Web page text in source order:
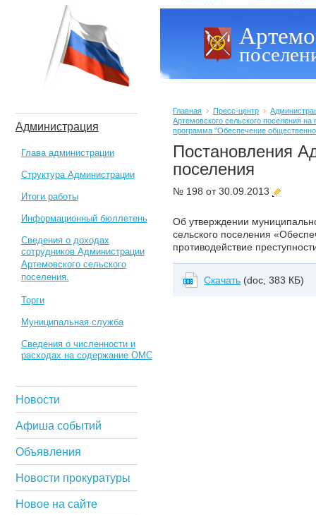
Администрация
Глава администрации
Структура Администрации
Итоги работы
Информационный бюллетень
Сведения о доходах
сотрудников Администрации
Артемовского сельского
поселения.
Торги
Муниципальная служба
Сведения о численности и
расходах на содержание ОМС
Новости
Афиша событий
Объявления
Новости прокуратуры
Новое на сайте
Главная Пресс-центр
Артемовского сельского поселения на
программа "Обеспечение
Постановления
поселения
№ 198 от 30.09.2013
Об утверждении
сельского поселения
противодействие
Скачать (doc, 383 КБ)